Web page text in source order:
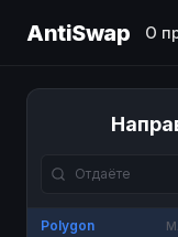
AntiSwap О
Polygon